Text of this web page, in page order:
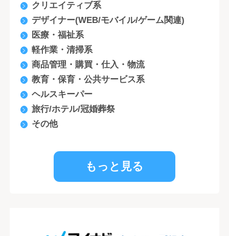
クリエイティブ系
デザイナー(WEB/モバイル/ゲーム関連)
医療・福祉系
軽作業・清掃系
商品管理・購買・仕入・物流
教育・保育・公共サービス系
ヘルスキーパー
旅行/ホテル/冠婚葬祭
その他
もっと見る